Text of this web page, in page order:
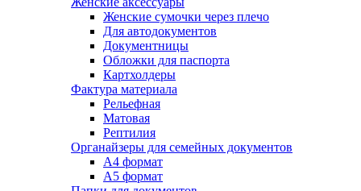
Женские сумочки через плечо
Для автодокументов
Документницы
Обложки для паспорта
Картхолдеры
Фактура материала
Рельефная
Матовая
Рептилия
Органайзеры для семейных документов
А4 формат
А5 формат